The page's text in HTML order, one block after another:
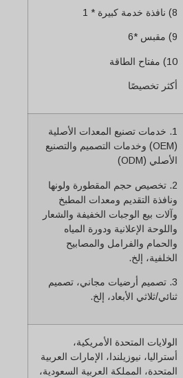
10) مفتاح الطاقة
أكثر تخصيصًا
1. خدمات تصنيع المعدات الأصلية
(OEM) وخدمات التصميم والتصنيع
الأصلي (ODM)
2. تخصيص حجم المقطورة ولونها
ونافذة التقديم ومعدات المطبخ
وآلات بيع الوجبات الخفيفة والشعار
واللوحة الإعلانية ودورة المياه
والحمام والفرامل والمصابيح
الخلفية، إلخ.
3. تصميم أرضيات مجاني، تصميم
ثنائي/ثلاثي الأبعاد، إلخ.
الولايات المتحدة الأمريكية،
أستراليا، نيوزيلندا، الإمارات العربية
المتحدة، المملكة العربية السعودية،